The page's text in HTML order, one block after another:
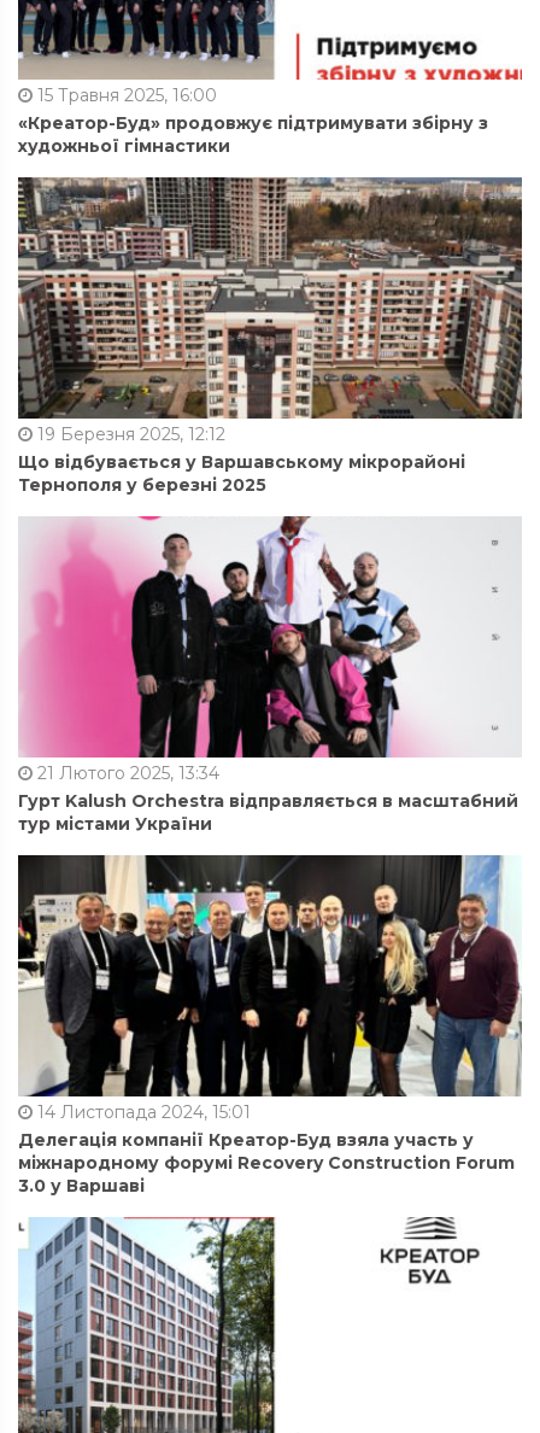
15 Травня 2025, 16:00
«Креатор-Буд» продовжує підтримувати збірну з
художньої гімнастики
19 Березня 2025, 12:12
Що відбувається у Варшавському мікрорайоні
Тернополя у березні 2025
21 Лютого 2025, 13:34
Гурт Kalush Orchestra відправляється в масштабний
тур містами України
14 Листопада 2024, 15:01
Делегація компанії Креатор-Буд взяла участь у
міжнародному форумі Recovery Construction Forum
3.0 у Варшаві